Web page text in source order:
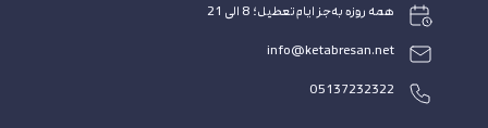
همه روزه به‌جز ایام تعطیل؛ 8 الی 21
info@ketabresan.net
05137232322